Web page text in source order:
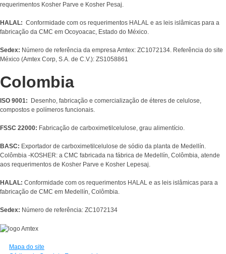
requerimentos Kosher Parve e Kosher Pesaj.
HALAL: Conformidade com os requerimentos HALAL e as leis islâmicas para a
fabricação da CMC em Ocoyoacac, Estado do México.
Sedex: Número de referência da empresa Amtex: ZC1072134. Referência do site
México (Amtex Corp, S.A. de C.V.): ZS1058861
Colombia
ISO 9001: Desenho, fabricação e comercialização de éteres de celulose,
compostos e polímeros funcionais.
FSSC 22000: Fabricação de carboximetilcelulose, grau alimentício.
BASC: Exportador de carboximetilcelulose de sódio da planta de Medellín.
Colômbia -KOSHER: a CMC fabricada na fábrica de Medellín, Colômbia, atende
aos requerimentos de Kosher Parve e Kosher Lepesaj.
HALAL: Conformidade com os requerimentos HALAL e as leis islâmicas para a
fabricação de CMC em Medellín, Colômbia.
Sedex: Número de referência: ZC1072134
Mapa do site